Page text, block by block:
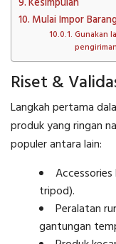
Mulai Impor
Gunakan
Riset &
Langkah pertama
produk yang ringan
populer antara lain:
tripod).
Peralatan
gantungan